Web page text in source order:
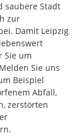
saubere Stadt
zur
Damit Leipzig
Sie um
Sie uns
Beispiel
Abfall,
zerstörten